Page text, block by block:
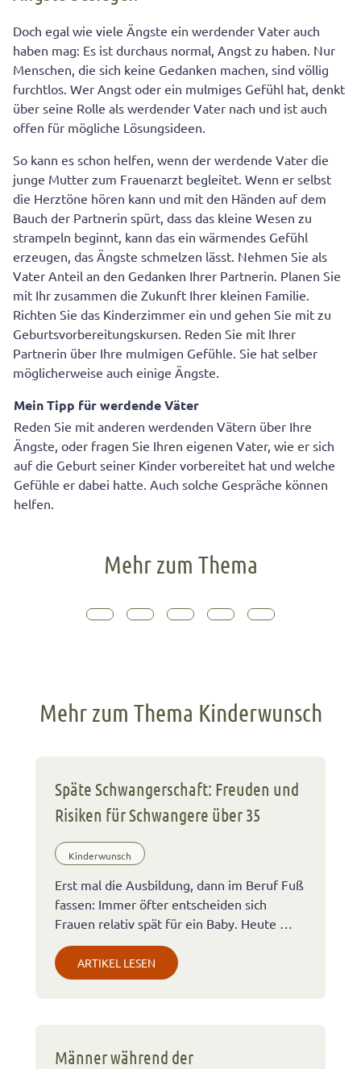
Doch egal wie viele Ängste ein werdender Vater auch
haben mag: Es ist durchaus normal, Angst zu haben. Nur
Menschen, die sich keine Gedanken machen, sind völlig
furchtlos. Wer Angst oder ein mulmiges Gefühl hat, denkt
über seine Rolle als werdender Vater nach und ist auch
offen für mögliche Lösungsideen.
So kann es schon helfen, wenn der werdende Vater die
junge Mutter zum Frauenarzt begleitet. Wenn er selbst
die Herztöne hören kann und mit den Händen auf dem
Bauch der Partnerin spürt, dass das kleine Wesen zu
strampeln beginnt, kann das ein wärmendes Gefühl
erzeugen, das Ängste schmelzen lässt. Nehmen Sie als
Vater Anteil an den Gedanken Ihrer Partnerin. Planen Sie
mit Ihr zusammen die Zukunft Ihrer kleinen Familie.
Richten Sie das Kinderzimmer ein und gehen Sie mit zu
Geburtsvorbereitungskursen. Reden Sie mit Ihrer
Partnerin über Ihre mulmigen Gefühle. Sie hat selber
möglicherweise auch einige Ängste.
Mein Tipp für werdende Väter
Reden Sie mit anderen werdenden Vätern über Ihre
Ängste, oder fragen Sie Ihren eigenen Vater, wie er sich
auf die Geburt seiner Kinder vorbereitet hat und welche
Gefühle er dabei hatte. Auch solche Gespräche können
helfen.
Mehr zum Thema
Mehr zum Thema Kinderwunsch
Späte Schwangerschaft: Freuden und
Risiken für Schwangere über 35
Kinderwunsch
Erst mal die Ausbildung, dann im Beruf Fuß
fassen: Immer öfter entscheiden sich
Frauen relativ spät für ein Baby. Heute …
ARTIKEL LESEN
Männer während der